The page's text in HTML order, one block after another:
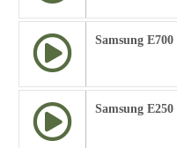
Samsung E700
Samsung E250